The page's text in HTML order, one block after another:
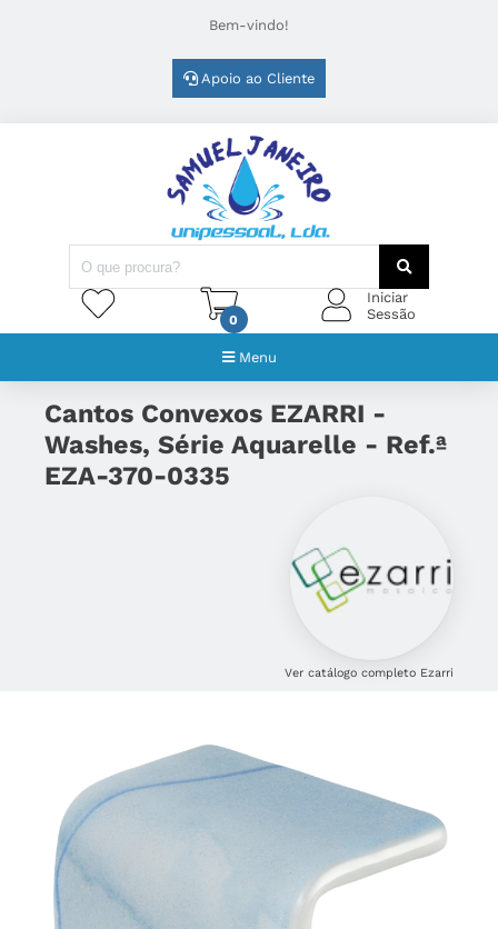
Bem-vindo!
Apoio ao Cliente
0
Iniciar
Sessão
Menu
Cantos Convexos EZARRI -
Washes, Série Aquarelle - Ref.ª
EZA-370-0335
Ver catálogo completo Ezarri